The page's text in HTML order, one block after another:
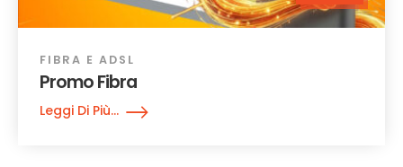
FIBRA E ADSL
Promo Fibra
Leggi Di Più...